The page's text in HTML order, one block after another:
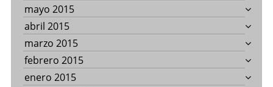
mayo 2015
abril 2015
marzo 2015
febrero 2015
enero 2015